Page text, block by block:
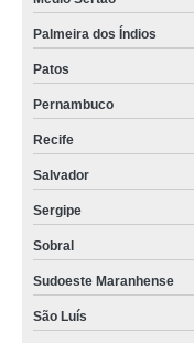
preço de queijomatic 200
fornecedor de queijomatic
queijomatic 500 litros
fornecedor de queijomatic
fornecedor de queijomatic
fornecedor de queijomatic
queijomatic orçamento Itaú
fornecedor de queijomatic
queijomatic 5000 litros
Palmeira dos Índios
Patos
Pernambuco
Recife
Salvador
Sergipe
Sobral
Sudoeste Maranhense
São Luís